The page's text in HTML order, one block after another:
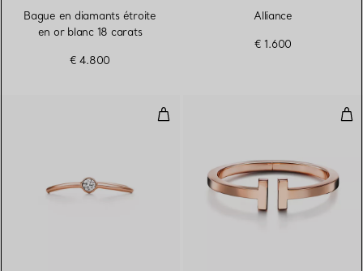
Bague en diamants étroite
en or blanc 18 carats
€ 4.800
Alliance
€ 1.600
Bague en diamants Wave